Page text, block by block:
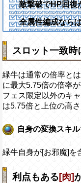
敵撃破でHP回復
全属性編成なら
スロット一致
緑牛は通常の倍率と
に最大5.75倍の倍率
フェス限定以外のキ
は5.75倍と上位の高さ
自身の変換スキ
緑牛自身が[お邪魔]を
利点もある[肉]